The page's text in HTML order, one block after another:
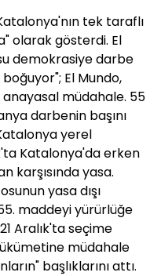
tek taraflı
olarak gösterdi. El
demokrasiye darbe
El Mundo,
müdahale. 55
darbenin başını
yerel
Katalonya'da erken
karşısında yasa.
yasa dışı
maddeyi yürürlüğe
Aralık'ta seçime
müdahale
başlıklarını attı.